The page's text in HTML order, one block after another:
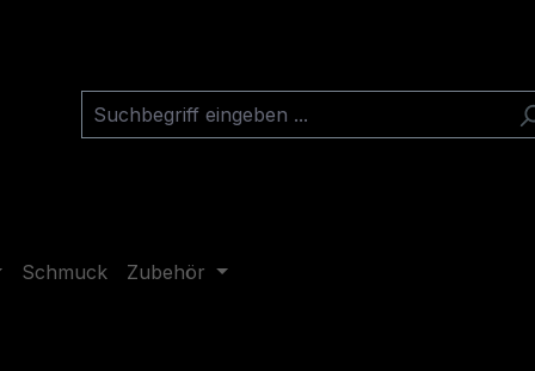
Schmuck Zubehör